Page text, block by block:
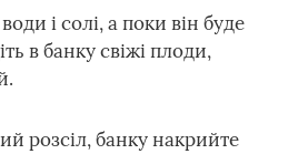
і солі, а поки він буде
в банку свіжі плоди,
розсіл, банку накрийте